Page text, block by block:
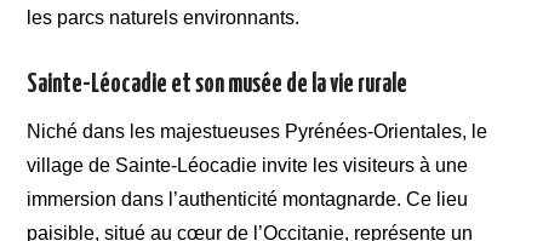
les parcs naturels environnants.
Sainte-Léocadie et son musée de la vie rurale
Niché dans les majestueuses Pyrénées-Orientales, le
village de Sainte-Léocadie invite les visiteurs à une
immersion dans l’authenticité montagnarde. Ce lieu
paisible, situé au cœur de l’Occitanie, représente un